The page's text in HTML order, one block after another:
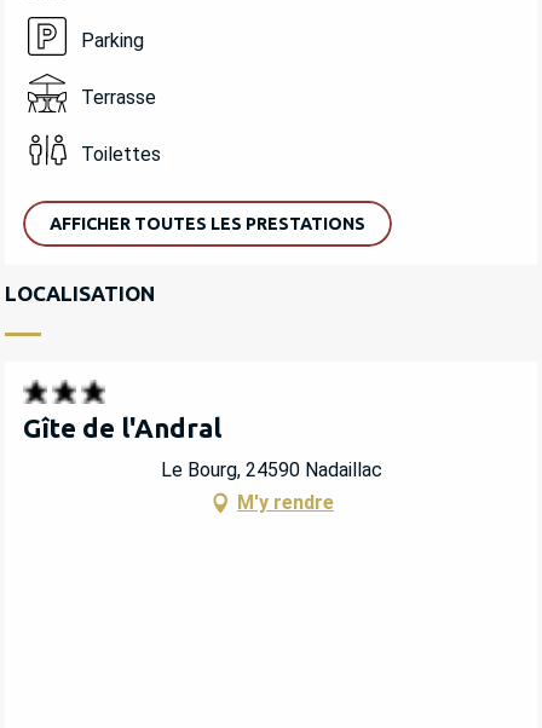
Parking
Terrasse
Toilettes
AFFICHER TOUTES LES PRESTATIONS
LOCALISATION
Gîte de l'Andral
Le Bourg, 24590 Nadaillac
M'y rendre